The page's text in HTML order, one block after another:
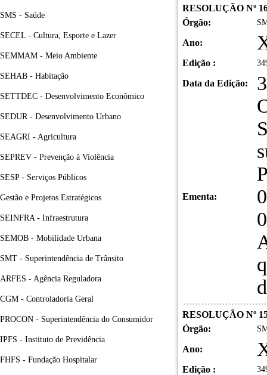
SMS - Saúde
SECEL - Cultura, Esporte e Lazer
SEMMAM - Meio Ambiente
SEHAB - Habitação
SETTDEC - Desenvolvimento Econômico
SEDUR - Desenvolvimento Urbano
SEAGRI - Agricultura
SEPREV - Prevenção à Violência
SESP - Serviços Públicos
Gestão e Projetos Estratégicos
SEINFRA - Infraestrutura
SEMOB - Mobilidade Urbana
SMT - Superintendência de Trânsito
ARFES - Agência Reguladora
CGM - Controladoria Geral
PROCON - Superintendência do Consumidor
IPFS - Instituto de Previdência
FHFS - Fundação Hospitalar
RESOLUÇÃO Nº
Órgão:
Ano:
Edição :
Data da Edição:
Ementa:
RESOLUÇÃO Nº
Órgão:
Ano:
Edição :